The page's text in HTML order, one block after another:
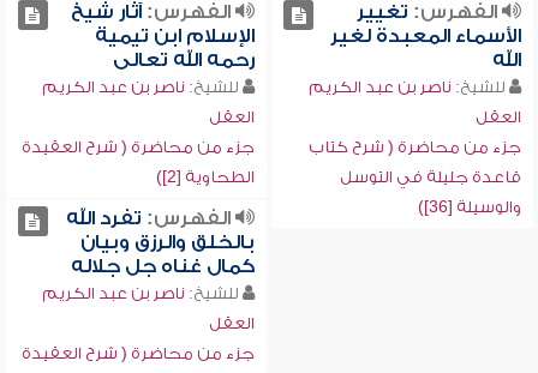
الفهرس: تغيير
الأسماء المعبدة لغير
الله
للشيخ: ناصر بن عبد الكريم
العقل
جزء من محاضرة ( شرح كتاب
قاعدة جليلة في التوسل
والوسيلة [36])
الفهرس:آثار شيخ
الإسلام ابن تيمية
رحمه الله تعالى
للشيخ: ناصر بن عبد الكريم
العقل
جزء من محاضرة ( شرح العقيدة
الطحاوية [2])
الفهرس: تفرد الله
بالخلق والرزق وبيان
كمال غناه جل جلاله
للشيخ: ناصر بن عبد الكريم
العقل
جزء من محاضرة ( شرح العقيدة